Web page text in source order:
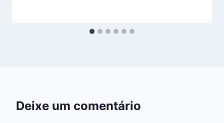
Deixe um comentário